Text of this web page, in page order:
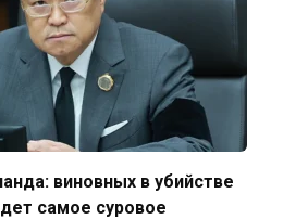
виновных в убийстве
самое суровое